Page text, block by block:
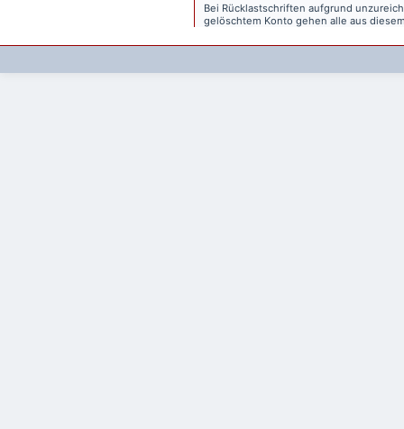
Bei Rücklastschriften aufgrund
gelöschtem Konto gehen alle aus